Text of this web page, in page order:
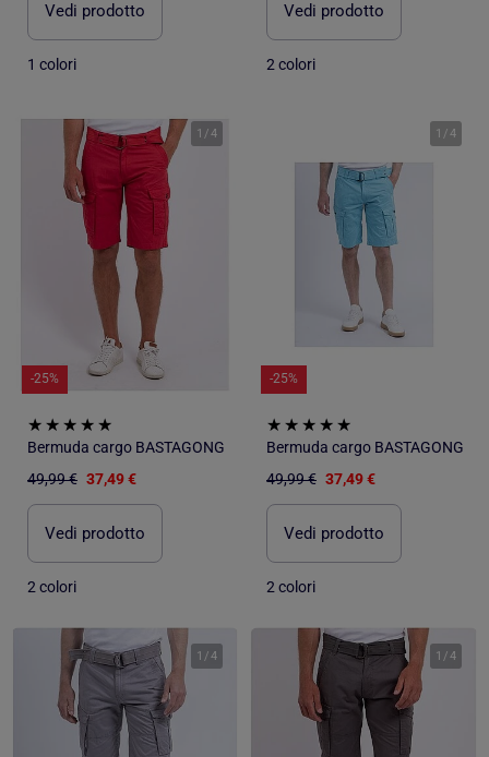
Vedi prodotto
1 colori
Vedi prodotto
2 colori
1 /4
-25%
Bermuda cargo BASTAGONG
49,99 € 37,49 €
Vedi prodotto
2 colori
1 /4
-25%
Bermuda cargo BASTAGONG
49,99 € 37,49 €
Vedi prodotto
2 colori
1 /4 1 /4